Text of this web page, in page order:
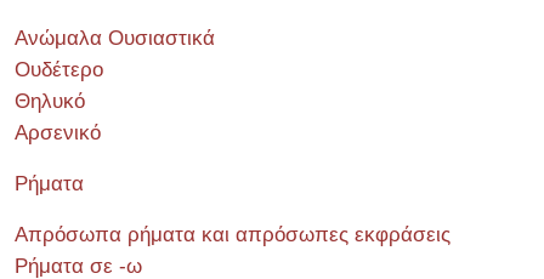
Ανώμαλα Ουσιαστικά
Ουδέτερο
Θηλυκό
Αρσενικό
Ρήματα
Απρόσωπα ρήματα και απρόσωπες εκφράσεις
Ρήματα σε -ω